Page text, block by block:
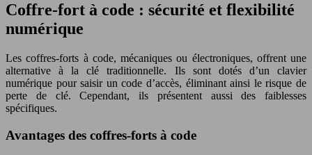
Coffre-fort à code : sécurité et flexibilité
numérique
Les coffres-forts à code, mécaniques ou électroniques, offrent une
alternative à la clé traditionnelle. Ils sont dotés d’un clavier
numérique pour saisir un code d’accès, éliminant ainsi le risque de
perte de clé. Cependant, ils présentent aussi des faiblesses
spécifiques.
Avantages des coffres-forts à code